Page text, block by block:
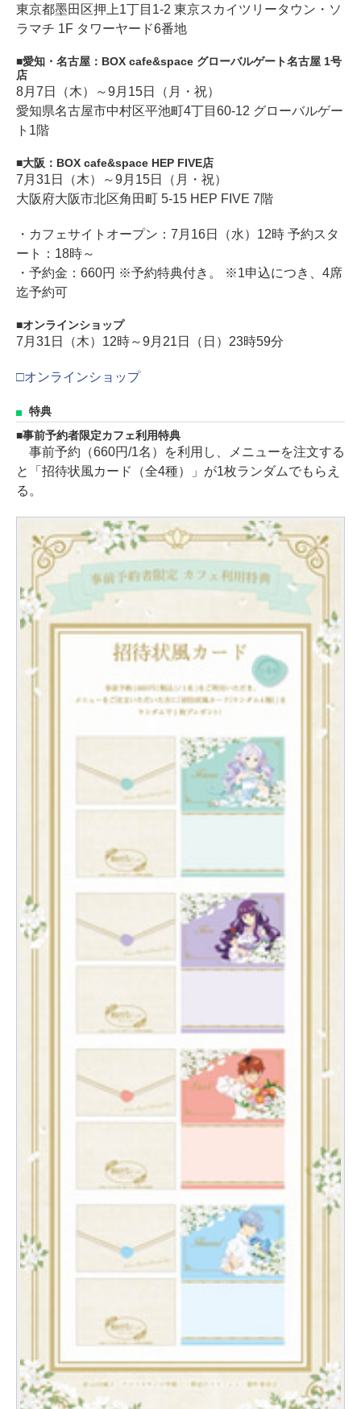
東京都墨田区押上1丁目1-2 東京スカイツリータウン・ソ
ラマチ 1F タワーヤード6番地
愛知・名古屋：BOX cafe&space グローバルゲート名古屋 1号
店
8月7日（木）～9月15日（月・祝）
愛知県名古屋市中村区平池町4丁目60-12 グローバルゲー
ト1階
大阪：BOX cafe&space HEP FIVE店
7月31日（木）～9月15日（月・祝）
大阪府大阪市北区角田町 5-15 HEP FIVE 7階
・カフェサイトオープン：7月16日（水）12時 予約スタ
ート：18時～
・予約金：660円 ※予約特典付き。 ※1申込につき、4席
迄予約可
オンラインショップ
7月31日（木）12時～9月21日（日）23時59分
□オンラインショップ
特典
事前予約者限定カフェ利用特典
事前予約（660円/1名）を利用し、メニューを注文する
と「招待状風カード（全4種）」が1枚ランダムでもらえ
る。